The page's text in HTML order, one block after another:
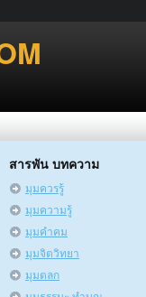
สารพัน บทความ
มุมควรรู้
มุมความรู้
มุมคำคม
มุมจิตวิทยา
มุมตลก